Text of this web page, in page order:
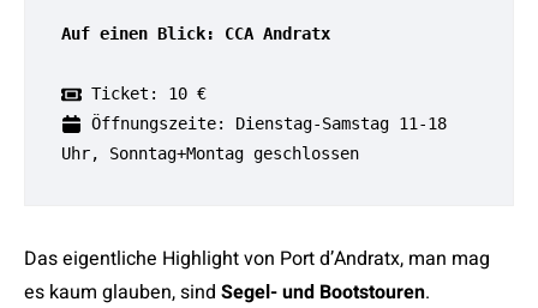
Auf einen Blick: CCA Andratx
Ticket: 10 €
Öffnungszeite: Dienstag-Samstag 11-18
Uhr, Sonntag+Montag geschlossen
Das eigentliche Highlight von Port d’Andratx, man mag
es kaum glauben, sind Segel- und Bootstouren.